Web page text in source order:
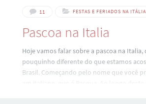
11 FESTAS E FERIADOS NA ITÁLIA
Pascoa na Italia
Hoje vamos falar sobre a pascoa na Italia,
pouquinho diferente do que estamos
Brasil. Começando pelo nome que você